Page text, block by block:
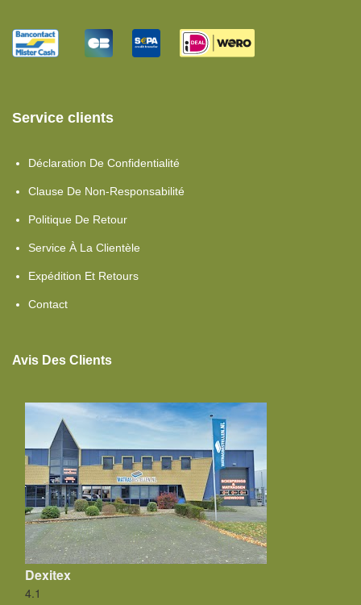
Service clients
Déclaration De Confidentialité
Clause De Non-Responsabilité
Politique De Retour
Service À La Clientèle
Expédition Et Retours
Contact
Avis Des Clients
Dexitex
4.1